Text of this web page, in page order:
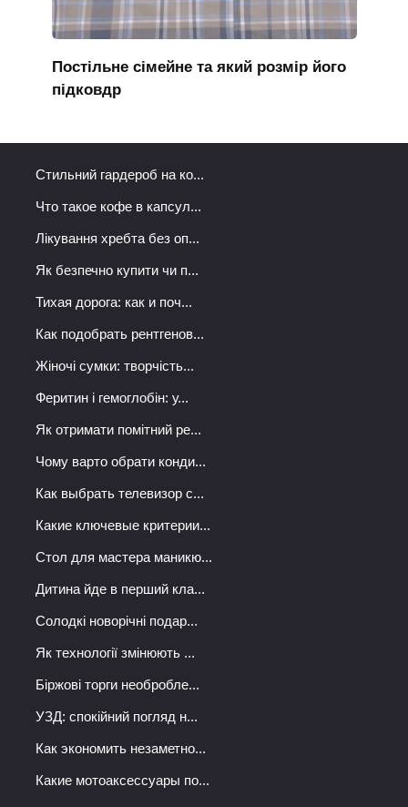
Постільне сімейне та який розмір його
підковдр
Стильний гардероб на ко...
Что такое кофе в капсул...
Лікування хребта без оп...
Як безпечно купити чи п...
Тихая дорога: как и поч...
Как подобрать рентгенов...
Жіночі сумки: творчість...
Феритин і гемоглобін: у...
Як отримати помітний ре...
Чому варто обрати конди...
Как выбрать телевизор с...
Какие ключевые критерии...
Стол для мастера маникю...
Дитина йде в перший кла...
Солодкі новорічні подар...
Як технології змінюють ...
Біржові торги необробле...
УЗД: спокійний погляд н...
Как экономить незаметно...
Какие мотоаксессуары по...